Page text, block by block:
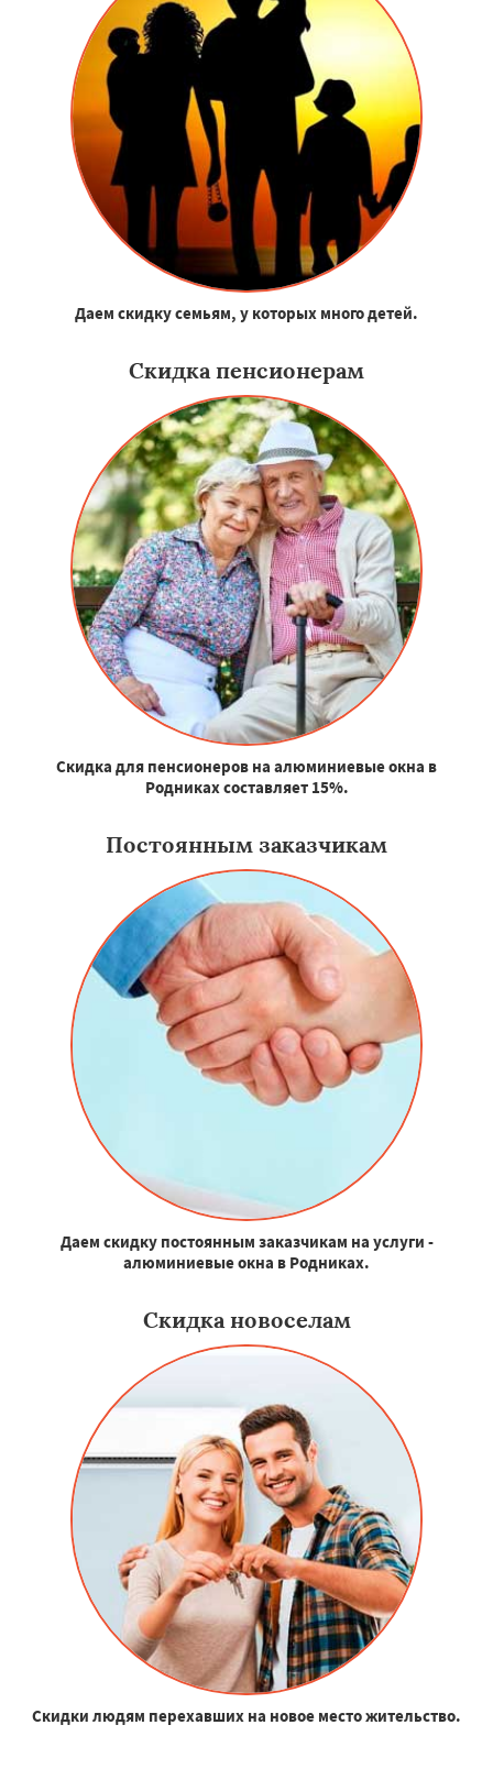
Даем скидку семьям, у которых много детей.
Скидка пенсионерам
Скидка для пенсионеров на алюминиевые окна в
Родниках составляет 15%.
Постоянным заказчикам
Даем скидку постоянным заказчикам на услуги -
алюминиевые окна в Родниках.
Скидка новоселам
Скидки людям перехавших на новое место жительство.